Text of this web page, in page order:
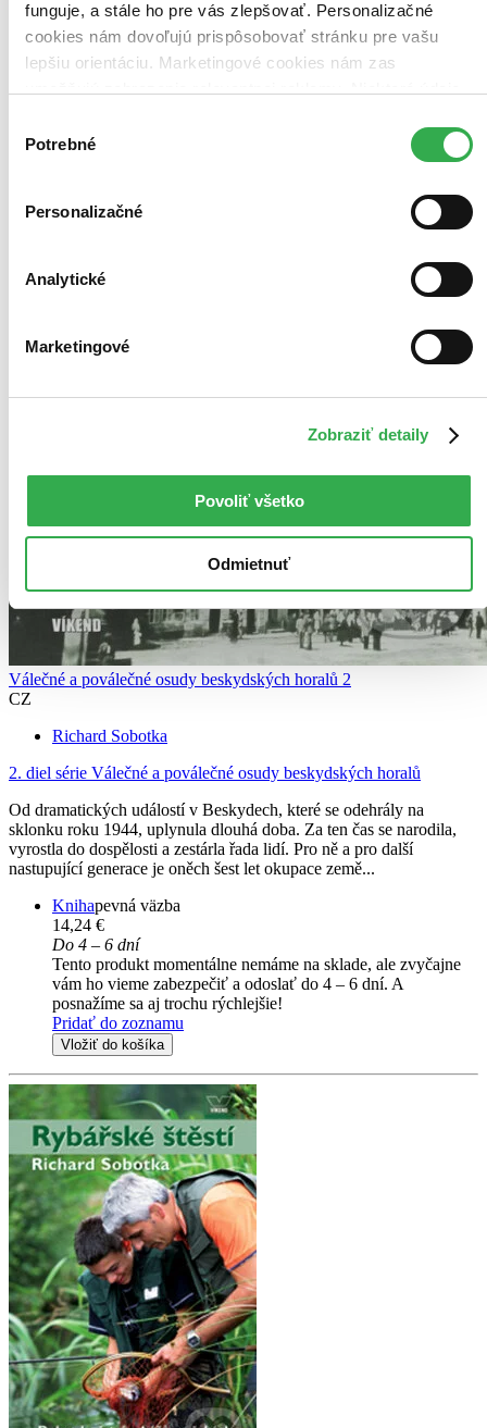
funguje, a stále ho pre vás zlepšovať. Personalizačné
cookies nám dovoľujú prispôsobovať stránku pre vašu
lepšiu orientáciu. Marketingové cookies nám zas
keby sme mohli používať všetky tieto cookies. Ďakujeme!
súhlasu
Potrebné
Personalizačné
Analytické
Marketingové
Zobraziť detaily
Povoliť všetko
Odmietnuť
Válečné a poválečné osudy beskydských horalů 2
CZ
Richard Sobotka
2. diel série Válečné a poválečné osudy beskydských horalů
Od dramatických událostí v Beskydech, které se odehrály na
sklonku roku 1944, uplynula dlouhá doba. Za ten čas se narodila,
vyrostla do dospělosti a zestárla řada lidí. Pro ně a pro další
nastupující generace je oněch šest let okupace země...
Knihapevná väzba
14,24 €
Do 4 – 6 dní
Tento produkt momentálne nemáme na sklade, ale zvyčajne
vám ho vieme zabezpečiť a odoslať do 4 – 6 dní. A
posnažíme sa aj trochu rýchlejšie!
Pridať do zoznamu
Vložiť do košíka